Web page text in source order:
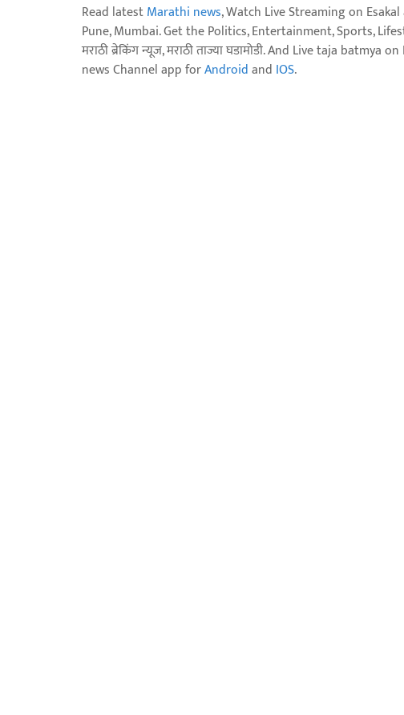
Read latestMarathi news, Watch Live Streaming on
Pune, Mumbai. Get the Politics, Entertainment, Sports,
मराठी ब्रेकिंग न्यूज, मराठी ताज्या घडामोडी. And Live taja
news Channel app forAndroidand IOS.